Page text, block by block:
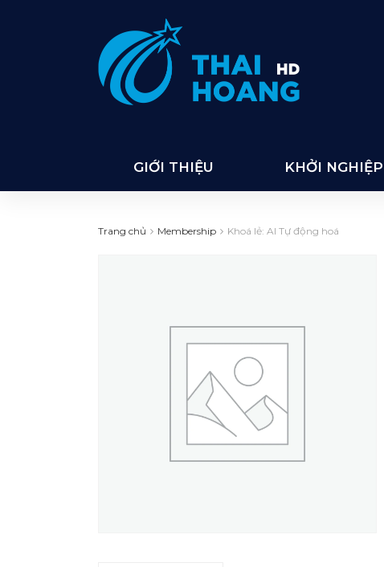
GIỚI THIỆU KHỞI
Trang chủ Membership Khoá lẻ: AI Tự động hoá